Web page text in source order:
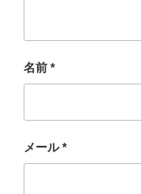
名前 *
メール*